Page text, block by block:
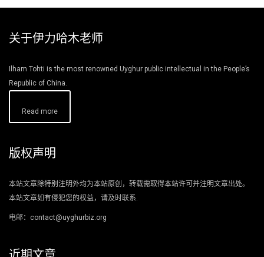
关于伊力哈木老师
Ilham Tohti is the most renowned Uyghur public intellectual in the People’s
Republic of China.
Read more
版权声明
本站文章除特别注明外均为本站原创，转载需取得本站许可并注明文章出处。
本站文章如有侵犯您的权益，请及时联系.
电邮：contact@uyghurbiz.org